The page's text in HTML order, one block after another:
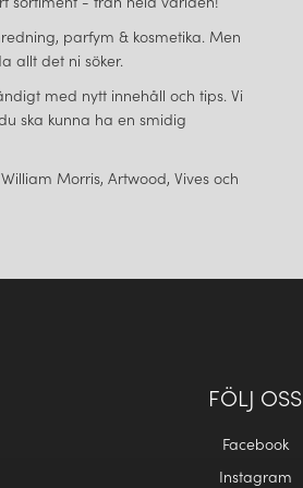
parfym & kosmetika. Men
allt det ni söker.
med nytt innehåll och tips. Vi
ska kunna ha en smidig
Morris, Artwood, Vives och
FÖLJ OSS
Facebook
Instagram